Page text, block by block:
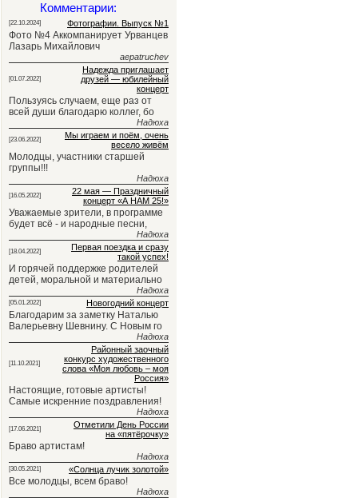
Комментарии:
[22.10.2024] Фотографии. Выпуск №1
Фото №4 Аккомпанирует Урванцев
Лазарь Михайлович
aepatruchev
[01.07.2022]
Надежда приглашает
друзей — юбилейный
концерт
Пользуясь случаем, еще раз от
всей души благодарю коллег, бо
Надюха
[23.06.2022]
Мы играем и поём, очень
весело живём
Молодцы, участники старшей
группы!!!
Надюха
[16.05.2022]
22 мая — Праздничный
концерт «А НАМ 25!»
Уважаемые зрители, в программе
будет всё - и народные песни,
Надюха
[18.04.2022]
Первая поездка и сразу
такой успех!
И горячей поддержке родителей
детей, моральной и материально
Надюха
[05.01.2022] Новогодний концерт
Благодарим за заметку Наталью
Валерьевну Шевнину. С Новым го
Надюха
[11.10.2021]
Районный заочный
конкурс художественного
слова «Моя любовь – моя
Россия»
Настоящие, готовые артисты!
Самые искренние поздравления!
Надюха
[17.06.2021]
Отметили День России
на «пятёрочку»
Браво артистам!
Надюха
[30.05.2021] «Солнца лучик золотой»
Все молодцы, всем браво!
Надюха